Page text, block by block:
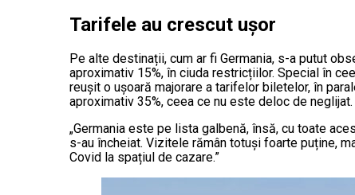
Tarifele au crescut ușor
Pe alte destinații, cum ar fi Germania, s-a putut
aproximativ 15%, în ciuda restricțiilor. Special în
reușit o ușoară majorare a tarifelor biletelor, în
aproximativ 35%, ceea ce nu este deloc de neglijat.
„Germania este pe lista galbenă, însă, cu toate
s-au încheiat. Vizitele rămân totuși foarte puține,
Covid la spațiul de cazare.”